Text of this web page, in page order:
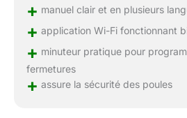
+ manuel clair et en plusieurs
+ application Wi-Fi fonctionnant
+ minuteur pratique pour
fermetures
+ assure la sécurité des poules